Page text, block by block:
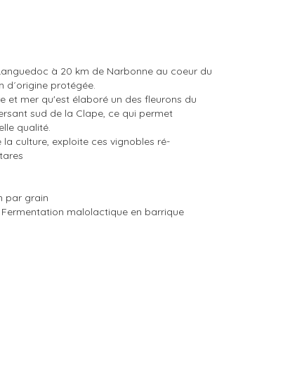
à 20 km de Narbonne au coeur du
d´origine protégée.
et mer qu'est élaboré un des fleurons du
sud de la Clape, ce qui permet
qualité.
culture, exploite ces vignobles ré-
par grain
malolactique en barrique